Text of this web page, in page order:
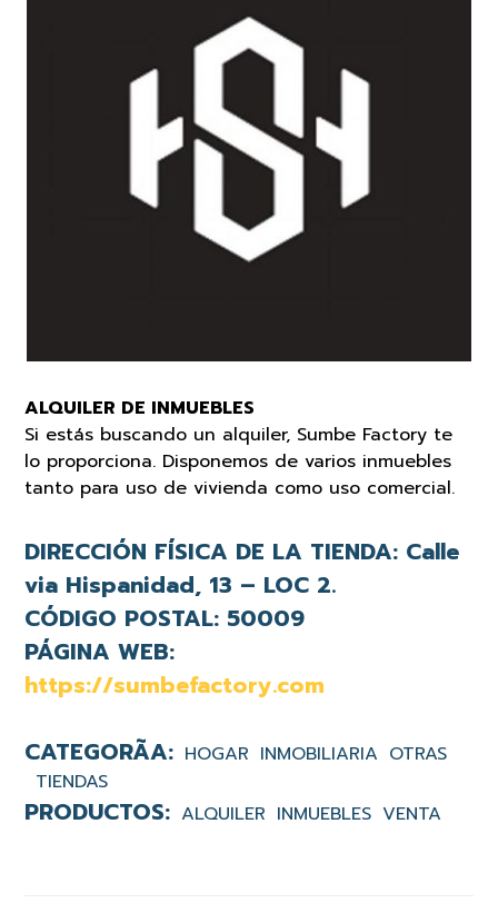
ALQUILER DE INMUEBLES
Si estás buscando un alquiler, Sumbe Factory te
lo proporciona. Disponemos de varios inmuebles
tanto para uso de vivienda como uso comercial.
DIRECCIÓN FÍSICA DE LA TIENDA: Calle
via Hispanidad, 13 – LOC 2.
CÓDIGO POSTAL: 50009
PÁGINA WEB:
https://sumbefactory.com
HOGAR INMOBILIARIA OTRAS
TIENDAS
ALQUILER INMUEBLES VENTA